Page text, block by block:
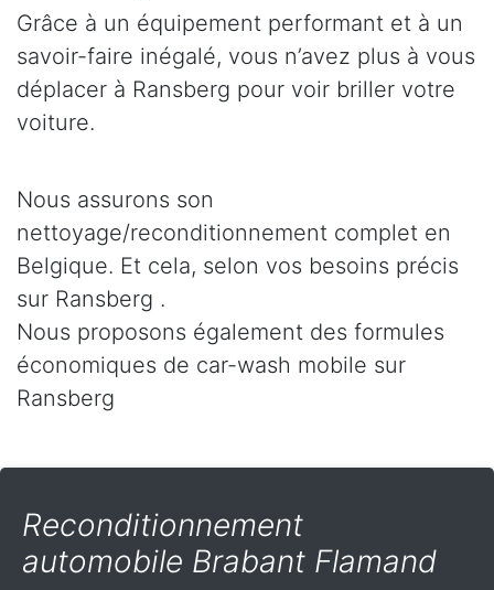
Grâce à un équipement performant et à un
savoir-faire inégalé, vous n’avez plus à vous
déplacer à Ransberg pour voir briller votre
voiture.
Nous assurons son
nettoyage/reconditionnement complet en
Belgique. Et cela, selon vos besoins précis
sur Ransberg .
Nous proposons également des formules
économiques de car-wash mobile sur
Ransberg
Reconditionnement
automobile Brabant Flamand